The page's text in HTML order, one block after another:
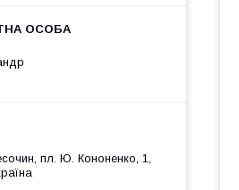
пл. Ю. Кононенко, 1,